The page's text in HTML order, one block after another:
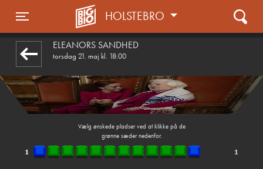
Toggle navigation
HOLSTEBRO
ELEANORS SANDHED
torsdag 21. maj kl. 18:00
Vælg ønskede pladser ved at klikke på de
grønne sæder nedenfor.
1step-front02 093325